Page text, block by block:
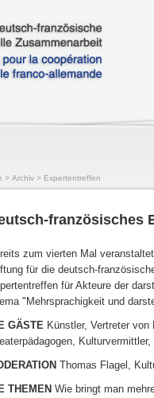
> Archiv > Expertentreffen
französisches
zum vierten Mal
für die deutsch-
für Akteure der
"Mehrsprachigkeit und
GÄSTE Künstler, Vertreter
Thomas Flagel,
THEMEN Wie bringt man